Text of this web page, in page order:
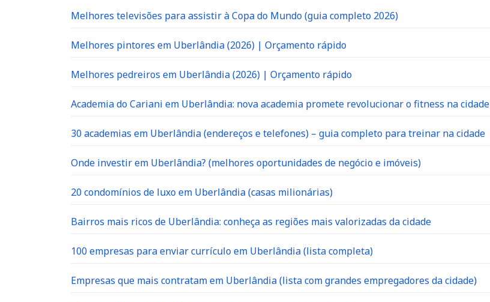
Melhores televisões para assistir à Copa do Mundo (guia completo 2026)
Melhores pintores em Uberlândia (2026) | Orçamento rápido
Melhores pedreiros em Uberlândia (2026) | Orçamento rápido
Academia do Cariani em Uberlândia: nova academia promete revolucionar o fitness na cidade
30 academias em Uberlândia (endereços e telefones) – guia completo para treinar na cidade
Onde investir em Uberlândia? (melhores oportunidades de negócio e imóveis)
20 condomínios de luxo em Uberlândia (casas milionárias)
Bairros mais ricos de Uberlândia: conheça as regiões mais valorizadas da cidade
100 empresas para enviar currículo em Uberlândia (lista completa)
Empresas que mais contratam em Uberlândia (lista com grandes empregadores da cidade)